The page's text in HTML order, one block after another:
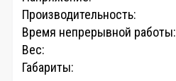
Производительность:
Время непрерывной работы:
Вес:
Габариты: